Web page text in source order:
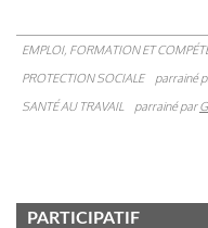
EMPLOI, FORMATION ET
PROTECTION SOCIALE
parrainé
SANTÉ AU TRAVAIL
parrainé par
PARTICIPATIF